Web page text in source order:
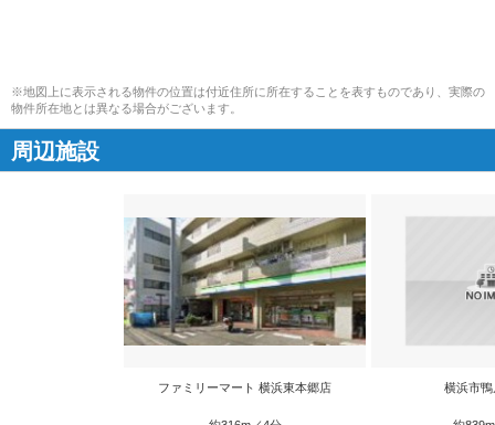
※地図上に表示される物件の位置は付近住所に所在することを表すものであり、実際の
物件所在地とは異なる場合がございます。
周辺施設
ファミリーマート 横浜東本郷店 横浜市